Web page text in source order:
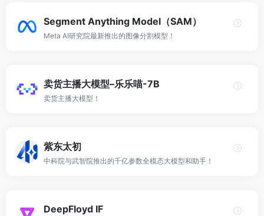
Segment Anything Model（SAM）
Meta AI研究院最新推出的图像分割模型！
卖货主播大模型–乐乐喵-7B
卖货主播大模型！
紫东太初
中科院与武智院推出的千亿参数全模态大模型和助手！
DeepFloyd IF